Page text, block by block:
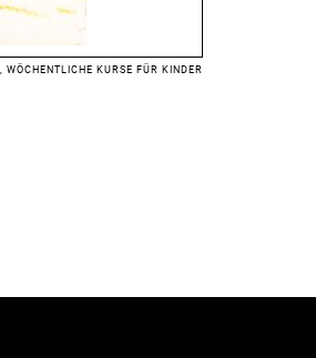
WÖCHENTLICHE KURSE FÜR KINDER